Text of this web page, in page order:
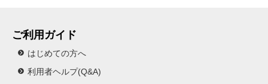
ご利用ガイド
はじめての方へ
利用者ヘルプ(Q&A)